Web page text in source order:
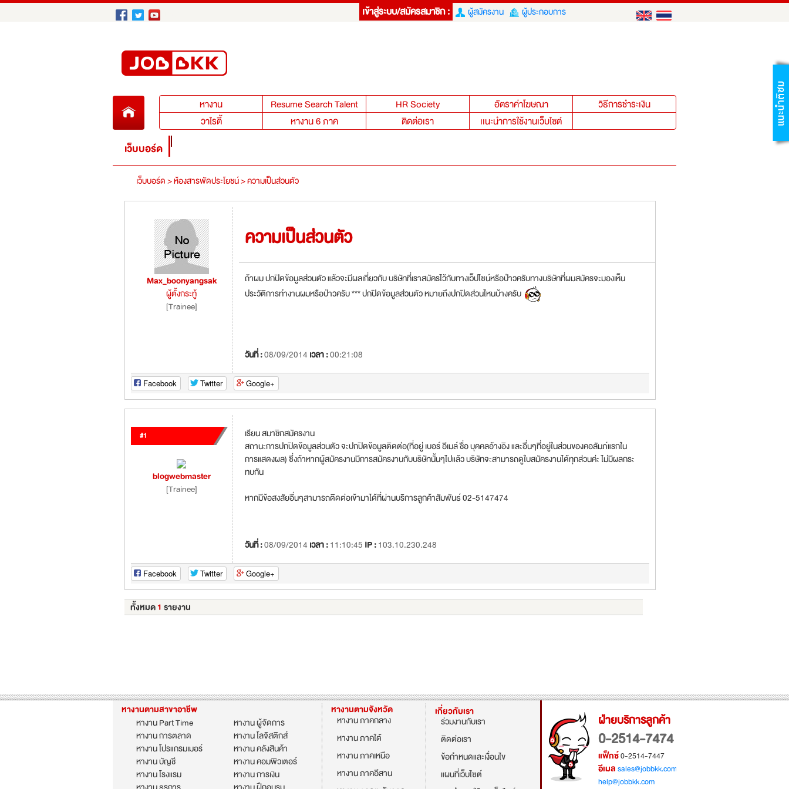
เข้าสู่ระบบ/สมัครสมาชิก : ผู้สมัครงาน ผู้ประกอบการ
หางาน Resume Search Talent HR Society อัตราค่าโฆษณา
วิธีการชำระเงิน
วาไรตี้
หางาน 6 ภาค ติดต่อเรา เเนะนำการใช้งานเว็บไซต์
เว็บบอร์ด
เว็บบอร์ด >ห้องสารพัดประโยชน์ >ความเป็นส่วนตัว
Max_boonyangsak
ผู้ตั้งกระทู้
[Trainee]
ความเป็นส่วนตัว
ถ้าผม ปกปิดข้อมูลส่วนตัว แล้วจะมีผลเกี่ยวกับ บริษัทที่เราสมัครไว้กับทางเว็ปไซน์หรือป่าวครับทางบริษัทที่ผมสมัครจะมองเห็น
ประวัติการทำงานผมหรือป่าวครับ *** ปกปิดข้อมูลส่วนตัว หมายถึงปกปิดส่วนไหนบ้างครับ
วันที่ :08/09/2014 เวลา :00:21:08
Facebook Twitter Google+
#1
blogwebmaster
[Trainee]
เรียน สมาชิกสมัครงาน
สถานะการปกปิดข้อมูลส่วนตัว จะปกปิดข้อมูลติดต่อ(ที่อยู่ เบอร์ อีเมล์ ชื่อ บุคคลอ้างอิง และอื่นๆที่อยู่ในส่วนของคอลัมภ์แรกใน
การแสดงผล) ซึ่งถ้าหากผู้สมัครงานมีการสมัครงานกับบริษัทนั้นๆไปแล้ว บริษัทจะสามารถดูใบสมัครงานได้ทุกส่วนค่ะ ไม่มีผลกระ
ทบกัน
หากมีข้อสงสัยอื่นๆสามารถติดต่อเข้ามาได้ที่ผ่านบริการลูกค้าสัมพันธ์ 02-5147474
วันที่ :08/09/2014 เวลา :11:10:45 IP :103.10.230.248
Facebook Twitter Google+
ทั้งหมด1 รายงาน
หางานตามสาขาอาชีพ
หางาน Part Time
หางาน การตลาด
หางาน โปรแกรมเมอร์
หางาน บัญชี
หางาน โรงแรม
หางาน ผู้จัดการ
หางาน โลจิสติกส์
หางาน คลังสินค้า
หางาน คอมพิวเตอร์
หางาน การเงิน
หางานตามจังหวัด
หางาน ภาคกลาง
หางาน ภาคใต้
หางาน ภาคเหนือ
หางาน ภาคอีสาน
เกี่ยวกับเรา
ร่วมงานกับเรา
ติดต่อเรา
ข้อกำหนดและเงื่อนไข
แผนที่เว็บไซต์
ฝ่ายบริการลูกค้า
0-2514-7474
แฟ็กซ์0-2514-7447
อีเมลsales@jobbkk.com
help@jobbkk.com